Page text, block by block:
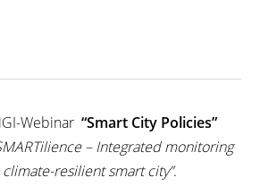
Webinar “Smart City Policies”
– Integrated monitoring
resilient smart city”.